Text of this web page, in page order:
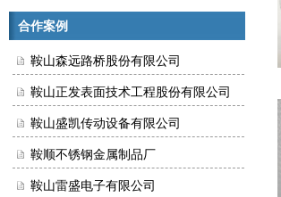
合作案例
鞍山森远路桥股份有限公司
鞍山正发表面技术工程股份有限公司
鞍山盛凯传动设备有限公司
鞍顺不锈钢金属制品厂
鞍山雷盛电子有限公司